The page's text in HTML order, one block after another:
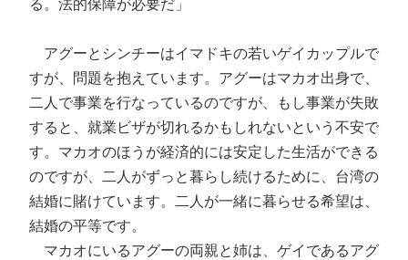
る。法的保障が必要だ」
アグーとシンチーはイマドキの若いゲイカップルで
すが、問題を抱えています。アグーはマカオ出身で、
二人で事業を行なっているのですが、もし事業が失敗
すると、就業ビザが切れるかもしれないという不安で
す。マカオのほうが経済的には安定した生活ができる
のですが、二人がずっと暮らし続けるために、台湾の
結婚に賭けています。二人が一緒に暮らせる希望は、
結婚の平等です。
マカオにいるアグーの両親と姉は、ゲイであるアグ